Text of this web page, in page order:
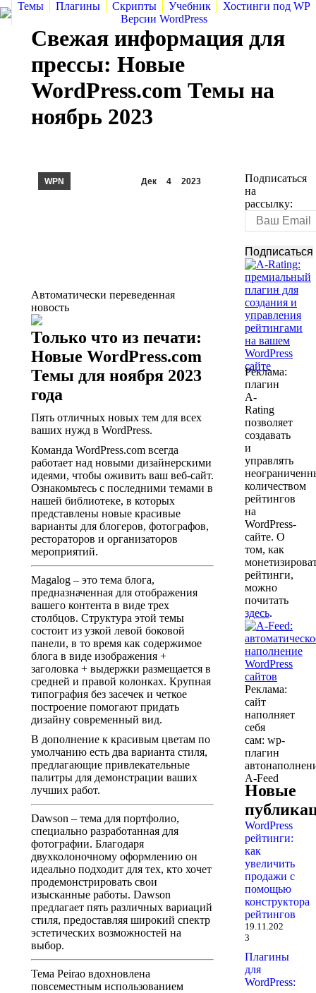
Темы Плагины Скрипты Учебник
Хостинги под WP
Версии WordPress
Свежая информация для
прессы: Новые
WordPress.com Темы на
ноябрь 2023
Дек 4 2023
WPN
Автоматически переведенная
новость
Только что из печати:
Новые WordPress.com
Темы для ноября 2023
года
Пять отличных новых тем для всех
ваших нужд в WordPress.
Команда WordPress.com всегда
работает над новыми дизайнерскими
идеями, чтобы оживить ваш веб-сайт.
Ознакомьтесь с последними темами в
нашей библиотеке, в которых
представлены новые красивые
варианты для блогеров, фотографов,
рестораторов и организаторов
мероприятий.
Magalog – это тема блога,
предназначенная для отображения
вашего контента в виде трех
столбцов. Структура этой темы
состоит из узкой левой боковой
панели, в то время как содержимое
блога в виде изображения +
заголовка + выдержки размещается в
средней и правой колонках. Крупная
типография без засечек и четкое
построение помогают придать
дизайну современный вид.
В дополнение к красивым цветам по
умолчанию есть два варианта стиля,
предлагающие привлекательные
палитры для демонстрации ваших
лучших работ.
Dawson – тема для портфолио,
специально разработанная для
фотографии. Благодаря
двухколоночному оформлению он
идеально подходит для тех, кто хочет
продемонстрировать свои
изысканные работы. Dawson
предлагает пять различных вариаций
стиля, предоставляя широкий спектр
эстетических возможностей на
выбор.
Тема Peirao вдохновлена
повсеместным использованием
Подписаться
на
рассылку:
Реклама:
плагин
A-
Rating
позволяет
создавать
и
управлять
количеством
рейтингов
на
WordPress-
сайте. О
том, как
рейтинги,
можно
почитать
здесь.
Реклама:
сайт
наполняет
себя
сам: wp-
плагин
A-Feed
Новые
WordPress
рейтинги:
как
увеличить
продажи с
помощью
конструктора
рейтингов
19.11.202
3
Плагины
для
WordPress: